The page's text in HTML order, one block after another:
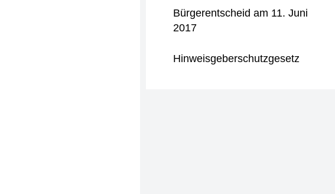
Bürgerentscheid am 11. Juni
2017
Hinweisgeberschutzgesetz